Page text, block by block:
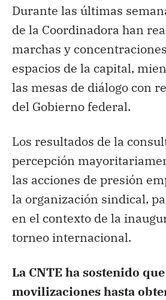
Durante las últimas
de la Coordinadora han
marchas y
espacios de la capital,
las mesas de diálogo con
del Gobierno federal.
Los resultados de la
percepción
las acciones de presión
la organización sindical,
en el contexto de la
torneo internacional.
La CNTE ha sostenido
movilizaciones hasta